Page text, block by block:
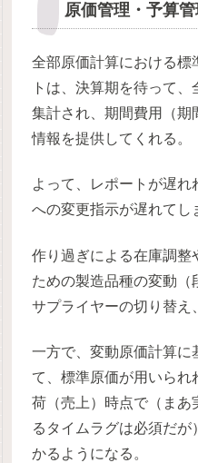
原価管理・予算
全部原価計算における標
トは、決算期を待って
集計され、期間費用（期
情報を提供してくれる。
よって、レポートが遅
への変更指示が遅れてし
作り過ぎによる在庫調整
ための製造品種の変動（
サプライヤーの切り替え
一方で、変動原価計算に
て、標準原価が用いられ
荷（売上）時点で（まあ
るタイムラグは必須だ
かるようになる。